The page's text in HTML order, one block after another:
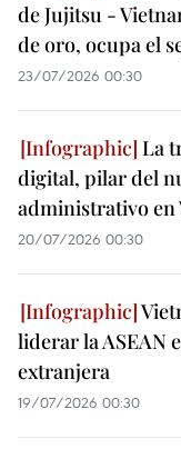
de Jujitsu -
de oro, ocupa el
23/07/2026 00:30
La
digital, pilar del
administrativo en
20/07/2026 00:30
liderar la ASEAN
extranjera
19/07/2026 00:30